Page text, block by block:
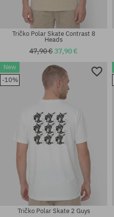
Dostupné veľkosti:
L; XL
Tričko Polar Skate Contrast 8
Heads
47,90 €37,90 €
New
-10%
Tričko Polar Skate 2 Guys